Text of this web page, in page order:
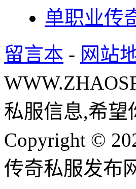
单职业传
留言本 - 网站
私服信息,希望
Copyright ©
传奇私服发布